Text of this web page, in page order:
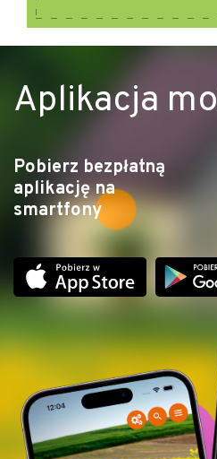
Aplikacja
Pobierz bezpłatną
aplikację na
smartfony